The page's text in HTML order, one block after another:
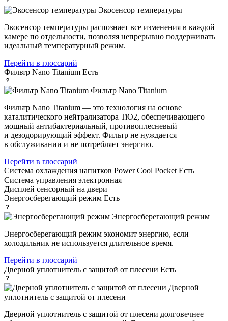
Экосенсор температуры
Экосенсор температуры распознает все изменения в каждой
камере по отдельности, позволяя непрерывно поддерживать
идеальный температурный режим.
Перейти в глоссарий
Фильтр Nano Titanium Есть
Фильтр Nano Titanium
Фильтр Nano Titanium — это технология на основе
каталитического нейтрализатора TiO2, обеспечивающего
мощный антибактериальный, противоплесневый
и дезодорирующий эффект. Фильтр не нуждается
в обслуживании и не потребляет энергию.
Перейти в глоссарий
Система охлаждения напитков Power Cool Pocket Есть
Система управления электронная
Дисплей сенсорный на двери
Энергосберегающий режим Есть
Энергосберегающий режим
Энергосберегающий режим экономит энергию, если
холодильник не используется длительное время.
Перейти в глоссарий
Дверной уплотнитель с защитой от плесени Есть
Дверной
уплотнитель с защитой от плесени
Дверной уплотнитель с защитой от плесени долговечнее